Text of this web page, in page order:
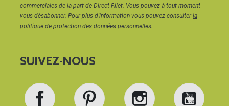
commerciales de la part de Direct Filet. Vous pouvez à tout moment
vous désabonner. Pour plus d'information vous pouvez consulterla
politique de protection des données personnelles.
SUIVEZ-NOUS